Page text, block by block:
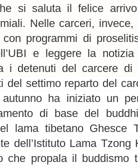
si saluta il felice
Nelle carceri,
con programmi di
e leggere la notizia
i detenuti del carcere di
del settimo reparto del
autunno ha iniziato un
di base del
lama tibetano Ghesce
dell’Istituto Lama
che propala il buddismo